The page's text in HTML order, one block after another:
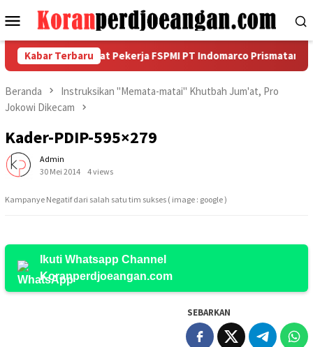
ke
Menu
Mobile
Kabar Terbaru
Serikat Pekerja FSPMI PT Indomarco Prismatama
Beranda
Instruksikan "Memata-matai" Khutbah Jum'at, Pro
Jokowi Dikecam
Kader-PDIP-595×279
Admin
30 Mei 2014
4 views
Kampanye Negatif dari salah satu tim sukses ( image : google )
Ikuti Whatsapp Channel
Koranperdjoeangan.com
SEBARKAN